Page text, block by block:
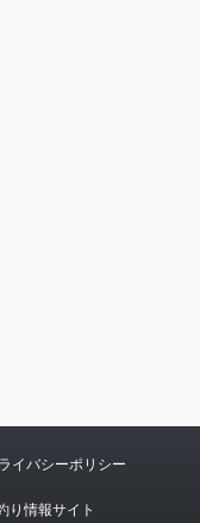
イバシーポリシー
り情報サイト